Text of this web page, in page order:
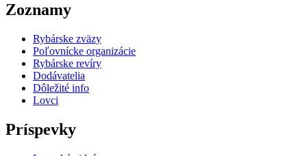
Zoznamy
Rybárske zväzy
Poľovnícke organizácie
Rybárske revíry
Dodávatelia
Dôležité info
Lovci
Príspevky